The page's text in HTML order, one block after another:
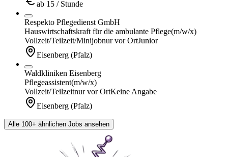
ab 15 / Stunde
Respekto Pflegedienst GmbH
Hauswirtschaftskraft für die ambulante Pflege(m/w/x)
Vollzeit/Teilzeit/Minijobnur vor OrtJunior
Eisenberg (Pfalz)
Waldkliniken Eisenberg
Pflegeassistent(m/w/x)
Vollzeit/Teilzeitnur vor OrtKeine Angabe
Eisenberg (Pfalz)
Alle 100+ ähnlichen Jobs ansehen